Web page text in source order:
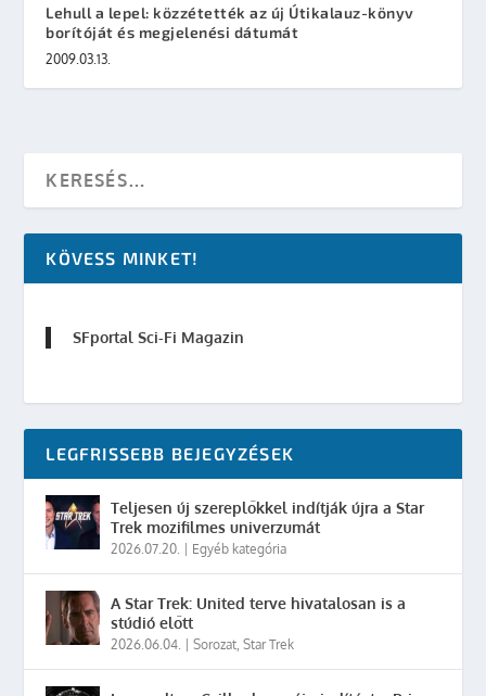
Lehull a lepel: közzétették az új Útikalauz-könyv
borítóját és megjelenési dátumát
2009.03.13.
KÖVESS MINKET!
SFportal Sci-Fi Magazin
LEGFRISSEBB BEJEGYZÉSEK
Teljesen új szereplőkkel indítják újra a Star
Trek mozifilmes univerzumát
2026.07.20. | Egyéb kategória
A Star Trek: United terve hivatalosan is a
stúdió előtt
2026.06.04. |Sorozat ,Star Trek